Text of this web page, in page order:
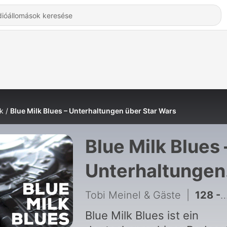
Blue Milk Blues – Unterhaltungen über Star Wars
Blue Milk Blues
Unterhaltungen
über Star Wars
Hallgatás Online
Tobi Meinel & Gäste 128 - BMB 124: Andor 2 – Folgen 10-12
Blue Milk Blues ist ein